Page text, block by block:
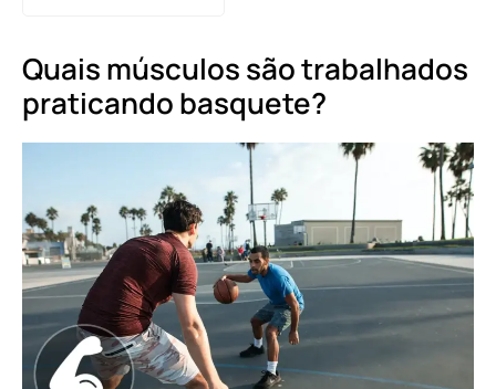
Quais músculos são trabalhados
praticando basquete?